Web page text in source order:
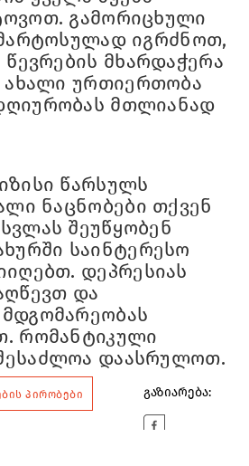
გამორიცხული
იგრძნოთ,
წევრების მხარდაჭერა
ახალი ურთიერთობა
მთლიანად
წარსულს
ნაცნობები თქვენ
შეუწყობენ
საინტერესო
დეპრესიას
და
რომანტიკული
დაასრულოთ.
პირობები გაზიარება: